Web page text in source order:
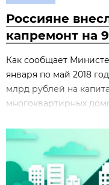
Россияне
капремонт на
Как сообщает
января по май 2018
млрд рублей на
многоквартирных